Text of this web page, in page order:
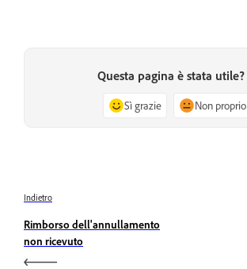
Questa pagina è stata utile?
Sì grazie Non proprio
Indietro
Rimborso dell'annullamento
non ricevuto